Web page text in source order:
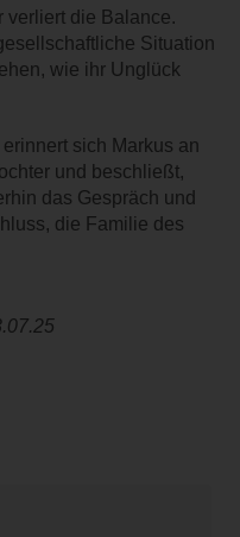
verliert die Balance.
Situation
wie ihr Unglück
sich Markus an
und beschließt,
das Gespräch und
die Familie des